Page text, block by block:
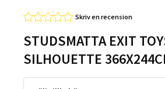
Skriv en recension
STUDSMATTA EXIT
SILHOUETTE